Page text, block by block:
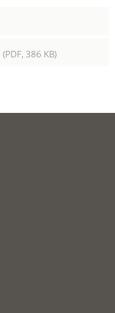
(PDF, 386 KB)